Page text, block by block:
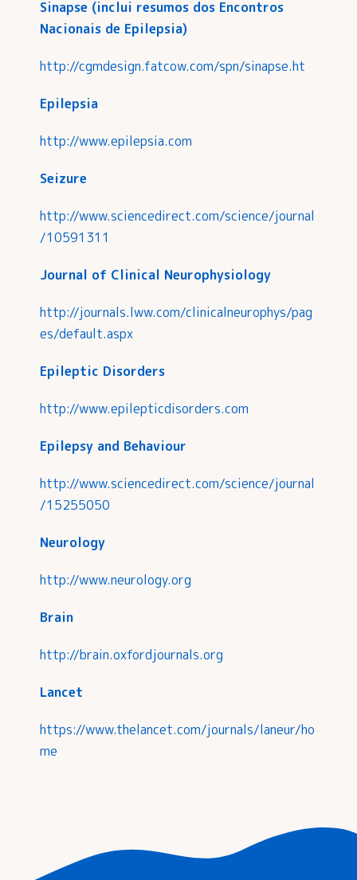
Sinapse (inclui resumos dos Encontros
Nacionais de Epilepsia)
http://cgmdesign.fatcow.com/spn/sinapse.ht
Epilepsia
http://www.epilepsia.com
Seizure
http://www.sciencedirect.com/science/journal
/10591311
Journal of Clinical Neurophysiology
http://journals.lww.com/clinicalneurophys/pag
es/default.aspx
Epileptic Disorders
http://www.epilepticdisorders.com
Epilepsy and Behaviour
http://www.sciencedirect.com/science/journal
/15255050
Neurology
http://www.neurology.org
Brain
http://brain.oxfordjournals.org
Lancet
https://www.thelancet.com/journals/laneur/ho
me